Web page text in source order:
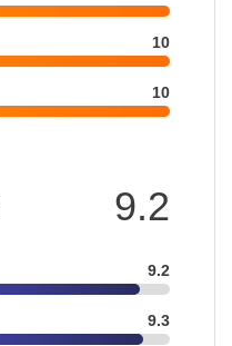
10
10
9.2
9.2
9.3